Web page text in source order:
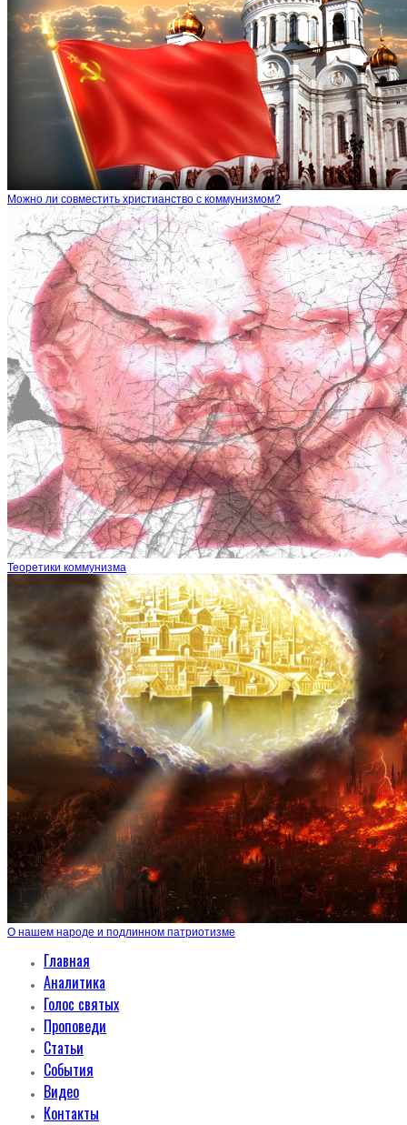
Можно ли совместить христианство с коммунизмом?
Теоретики коммунизма
О нашем народе и подлинном патриотизме
Главная
Аналитика
Голос святых
Проповеди
Статьи
События
Видео
Контакты